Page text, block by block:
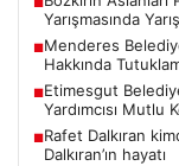
Yarışmasında
■Menderes
Hakkında
■Etimesgut
Yardımcısı Mutlu
■Rafet Dalkıran
Dalkıran’ın hayatı